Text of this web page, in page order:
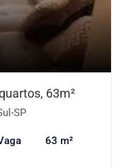
63m²
SP
63 m²